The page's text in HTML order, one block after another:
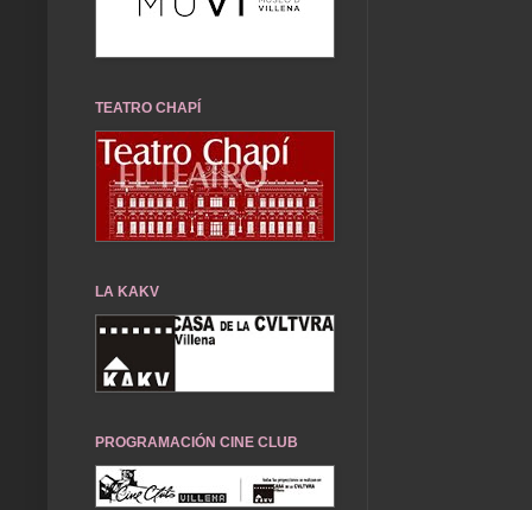
TEATRO CHAPÍ
LA KAKV
PROGRAMACIÓN CINE CLUB